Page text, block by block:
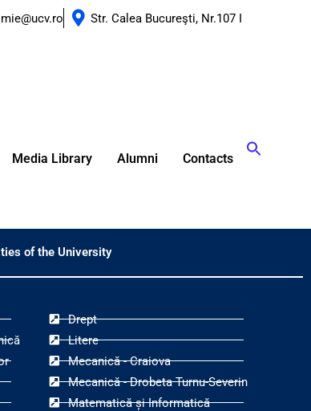
Str. Calea Bucureşti, Nr.107 I
Media Library Alumni Contacts
of the University
Drept
Litere
Mecanică - Craiova
Mecanică - Drobeta Turnu-Severin
Matematică și Informatică